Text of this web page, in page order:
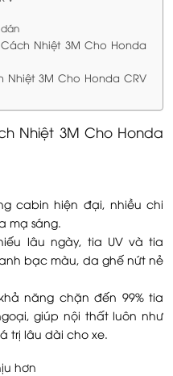
Nhiệt 3M Cho Honda
Nhiệt 3M Cho Honda CRV
Nhiệt 3M Cho Honda
cabin hiện đại, nhiều chi
mạ sáng.
lâu ngày, tia UV và tia
bạc màu, da ghế nứt nẻ
năng chặn đến 99% tia
giúp nội thất luôn như
trị lâu dài cho xe.
hơn